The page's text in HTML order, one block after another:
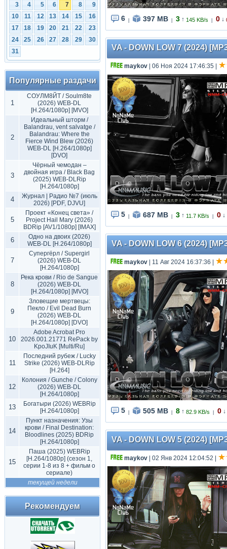
3
4 5 6 7 8
9
10
11 12 13 14 15
16
17
18 19 20 21 22
23
24
25 26 27 28 29
30
31
Популярные раздачи
1
СОУЛМ8ЙТ / Soulm8te
(2026) WEB-DL
[H.264/1080p] [MVO]
2
Идеальный шторм /
Balandrau, vent salvatge /
Balandrau: Where the
Fierce Wind Blew (2026)
WEB-DL [H.264/1080p]
[DVO]
3
Чёрный чемодан –
двойная игра / Black Bag
(2025) WEB-DLRip
[H.264/1080p]
4
Журнал | Радио №7 (июль
2026) [PDF, DJVU]
5
Проект «Конец света» /
Project Hail Mary (2026)
BDRip [AV1/1080p] [IMAX]
6
Одно на двоих (2026)
WEB-DL [H.264/1080p]
7
Супергёрл / Supergirl
(2026) WEB-DL
[H.264/1080p]
8
Река крови / Rio de Sangue
(2026) WEB-DL
[H.264/1080p] [MVO]
9
Зловещие мертвецы:
Пекло / Evil Dead Burn
(2026) WEB-DL
[H.264/1080p] [DVO]
10
Adobe Acrobat Pro
2026.001.21771 RePack by
KpoJIuK [Multi/Ru]
11
Последний рубеж / Lucky
Strike (2026) WEB-DLRip
[H.264]
12
Колония / Gunche / Colony
(2026) WEB-DL
[H.264/1080p]
13
Богатыри (2026) WEBRip
[H.264/1080p]
14
Пункт назначения: Узы
крови / Final Destination:
Bloodlines (2025) BDRip
[H.264/1080p]
15
Паша (2025) WEBRip
[H.264/1080p] (сезон 1,
серии 1-8 из 8 + фильм о
сериале)
текущей недели
Рекомендуем
6 397 MB 3 ↑ 145 KB/s 0 ↓
VA - DOWN LOW 7 (2024)
maykov | 06 Ноя 2024 17:46:35
5 687 MB 3 ↑ 11.7 KB/s 0 ↓
VA - DOWN LOW 6 (2024)
maykov | 11 Авг 2024 16:37:36
5 505 MB 8 ↑ 82.9 KB/s 0 ↓
VA - DOWN LOW 5 (2024)
maykov | 02 Янв 2024 12:04:52